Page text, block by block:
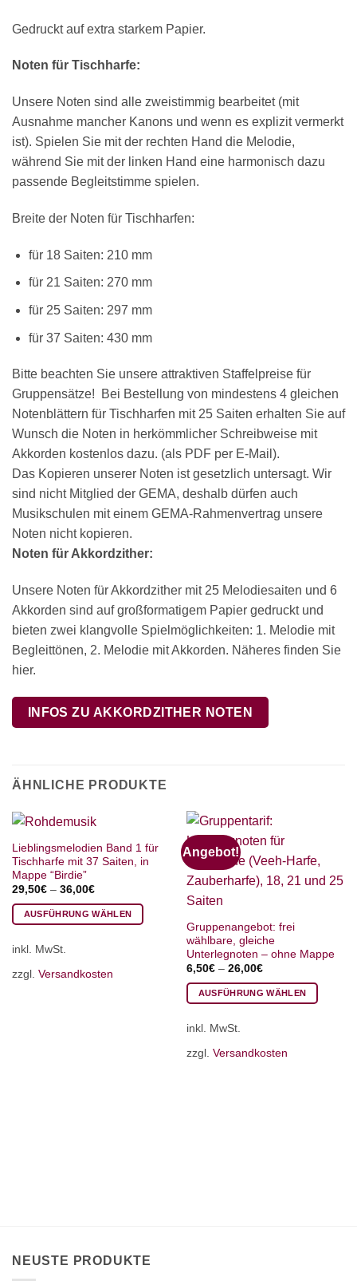
Gedruckt auf extra starkem Papier.
Noten für Tischharfe:
Unsere Noten sind alle zweistimmig bearbeitet (mit
Ausnahme mancher Kanons und wenn es explizit vermerkt
ist). Spielen Sie mit der rechten Hand die Melodie,
während Sie mit der linken Hand eine harmonisch dazu
passende Begleitstimme spielen.
Breite der Noten für Tischharfen:
für 18 Saiten: 210 mm
für 21 Saiten: 270 mm
für 25 Saiten: 297 mm
für 37 Saiten: 430 mm
Bitte beachten Sie unsere attraktiven Staffelpreise für
Gruppensätze! Bei Bestellung von mindestens 4 gleichen
Notenblättern für Tischharfen mit 25 Saiten erhalten Sie auf
Wunsch die Noten in herkömmlicher Schreibweise mit
Akkorden kostenlos dazu. (als PDF per E-Mail).
Das Kopieren unserer Noten ist gesetzlich untersagt. Wir
sind nicht Mitglied der GEMA, deshalb dürfen auch
Musikschulen mit einem GEMA-Rahmenvertrag unsere
Noten nicht kopieren.
Noten für Akkordzither:
Unsere Noten für Akkordzither mit 25 Melodiesaiten und 6
Akkorden sind auf großformatigem Papier gedruckt und
bieten zwei klangvolle Spielmöglichkeiten: 1. Melodie mit
Begleittönen, 2. Melodie mit Akkorden. Näheres finden Sie
hier.
INFOS ZU AKKORDZITHER NOTEN
ÄHNLICHE PRODUKTE
Lieblingsmelodien Band 1 für
Tischharfe mit 37 Saiten, in
Mappe “Birdie”
29,50€– 36,00€
AUSFÜHRUNG WÄHLEN
Produkt
mehrere
inkl. MwSt.
zzgl. Versandkosten
Angebot!
Gruppenangebot: frei
wählbare, gleiche
Unterlegnoten – ohne Mappe
6,50€– 26,00€
AUSFÜHRUNG WÄHLEN
Produkt
mehrere
inkl. MwSt.
zzgl. Versandkosten
NEUSTE PRODUKTE
18 SAITEN 21 SAITEN
AKKORDZITHER